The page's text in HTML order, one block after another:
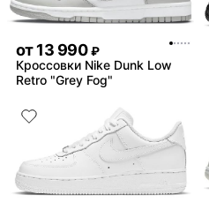
от13 990 ₽
Кроссовки Nike Dunk Low
Retro "Grey Fog"